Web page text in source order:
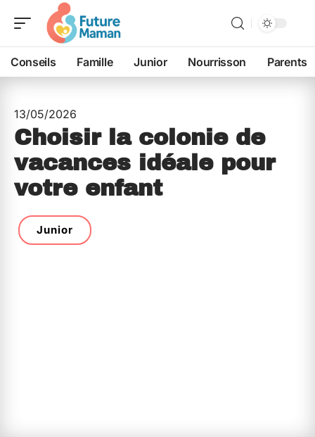
Conseils Famille Junior Nourrisson Parents
13/05/2026
Choisir la colonie de
vacances idéale pour
votre enfant
Junior